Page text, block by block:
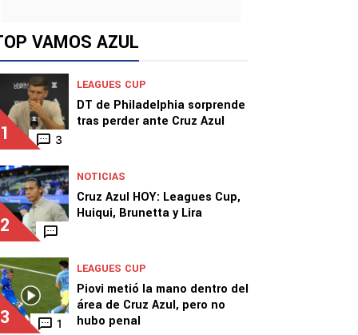
VAMOS AZUL
1 3
LEAGUES CUP
DT de Philadelphia sorprende
tras perder ante Cruz Azul
2
NOTICIAS
Cruz Azul HOY: Leagues Cup,
Huiqui, Brunetta y Lira
3 1
LEAGUES CUP
Piovi metió la mano dentro del
área de Cruz Azul, pero no
hubo penal